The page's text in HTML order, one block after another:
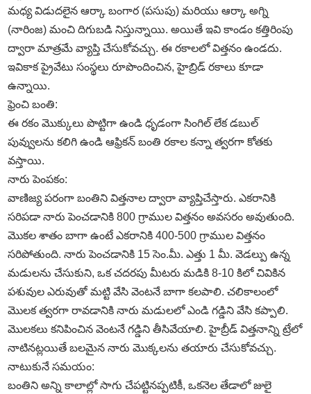
మధ్య విడుదలైన ఆర్కా బంగార (పసుపు) మరియు ఆర్కా అగ్ని
(నారింజ) మంచి దిగుబడి నిస్తున్నాయి. అయితే ఇవి కాండం కత్తిరింపు
ద్వారా మాత్రమే వ్యాప్తి చేసుకోవచ్చు. ఈ రకాలలో విత్తనం ఉండదు.
ఇవికాక ప్రైవేటు సంస్థలు రూపొందించిన, హైబ్రిడ్‌ రకాలు కూడా
ఉన్నాయి.
ఫ్రెంచి బంతి:
ఈ రకం మొక్కులు పొట్టిగా ఉండి ధృడంగా సింగిల్‌ లేక డబుల్‌
పువ్వులను కలిగి ఉండి ఆఫ్రికన్‌ బంతి రకాల కన్నా త్వరగా కోతకు
వస్తాయి.
నారు పెంపకం:
వాణిజ్య పరంగా బంతిని విత్తనాల ద్వారా వ్యాప్తిచేస్తారు. ఎకరానికి
సరిపడా నారు పెంచడానికి 800 గ్రాముల విత్తనం అవసరం అవుతుంది.
మొకల శాతం బాగా ఉంటే ఎకరానికి 400-500 గ్రాముల విత్తనం
సరిపోతుంది. నారు పెంచడానికి 15 సెం.మీ. ఎత్తు 1 మీ. వెడల్పు ఉన్న
మడులను చేసుకుని, ఒక చదరపు మీటరు మడికి 8-10 కిలో చివికిన
పశువుల ఎరువుతో మట్టి వేసి వెంటనే బాగా కలపాలి. చలికాలంలో
మొలక త్వరగా రావడానికి నారు మడులలో ఎండి గడ్డిని వేసి కప్పాలి.
మొలకలు కనిపించిన వెంటనే గడ్డిని తీసివేయాలి. హైబ్రీడ్‌ విత్తనాన్ని ట్రేలో
నాటినట్లయితే బలమైన నారు మొక్కలను తయారు చేసుకోవచ్చు.
నాటుకునే సమయం:
బంతిని అన్ని కాలాల్లో సాగు చేపట్టినప్పటికీ, ఒకనెల తేడాలో జులై